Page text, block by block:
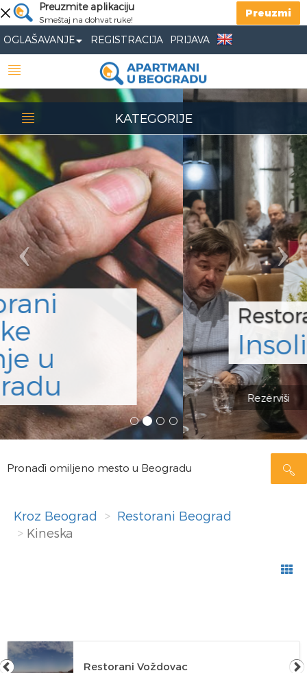
Preuzmite aplikaciju
Smeštaj na dohvat ruke!
Preuzmi
OGLAŠAVANJE REGISTRACIJA PRIJAVA
Restoran
Insolita
Previous
Pronađi omiljeno mesto u Beogradu
KATEGORIJE
Kroz Beograd
Restorani Beograd
Kineska
Restorani Voždovac